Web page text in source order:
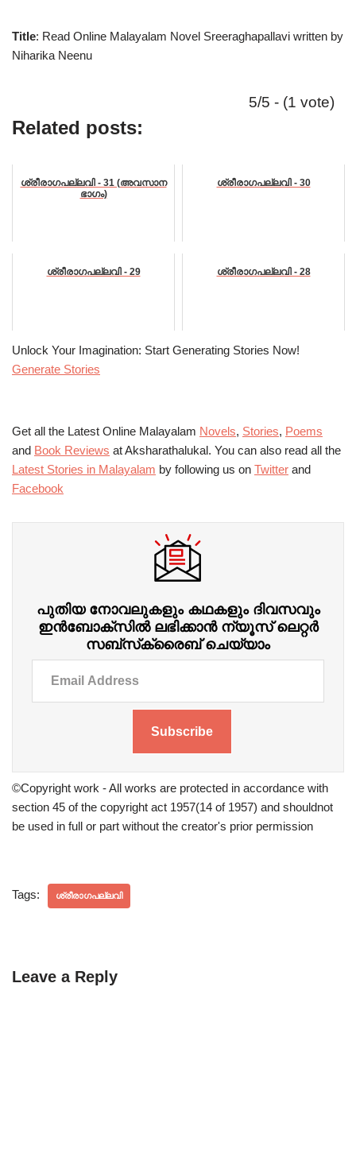
Title: Read Online Malayalam Novel Sreeraghapallavi written by
Niharika Neenu
5/5 - (1 vote)
Related posts:
ശ്രീരാഗപല്ലവി - 31 (അവസാന
ഭാഗം)
ശ്രീരാഗപല്ലവി - 30
ശ്രീരാഗപല്ലവി - 29 ശ്രീരാഗപല്ലവി - 28
Unlock Your Imagination: Start Generating Stories Now!
Generate Stories
Get all the Latest Online Malayalam Novels, Stories, Poems
and Book Reviews at Aksharathalukal. You can also read all the
Latest Stories in Malayalam by following us on Twitter and
Facebook
പുതിയ നോവലുകളും കഥകളും ദിവസവും
ഇന്‍ബോക്‌സില്‍ ലഭിക്കാന്‍ ന്യൂസ് ലെറ്റർ
സബ്‌സ്‌ക്രൈബ് ചെയ്യാം
Subscribe
©Copyright work - All works are protected in accordance with
section 45 of the copyright act 1957(14 of 1957) and shouldnot
be used in full or part without the creator's prior permission
Tags: ശ്രീരാഗപല്ലവി
Leave a Reply